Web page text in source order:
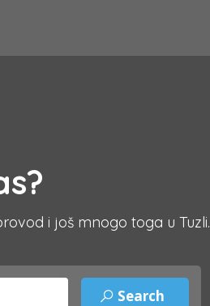
i još mnogo toga u Tuzli.